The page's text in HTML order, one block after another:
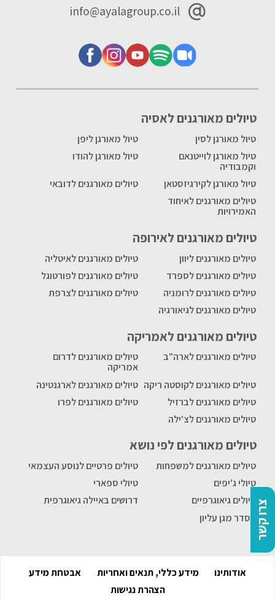
צרו קשר
טיולים מאורגנים לאסיה
טיול מאורגן לסין
טיול מאורגן ליפן
טיול מאורגן לוייטנאם
וקמבודיה
טיול מאורגן להודו
טיול מאורגן לקירגיזסטאן
טיולים מאורגנים לדובאי
טיולים מאורגנים לאיחוד
האמירויות
טיולים מאורגנים לאירופה
טיולים מאורגנים ליוון
טיולים מאורגנים לאיטליה
טיולים מאורגנים לספרד
טיולים מאורגנים לפורטוגל
טיולים מאורגנים לרומניה
טיולים מאורגנים לצרפת
טיולים מאורגנים לגיאורגיה
טיולים מאורגנים לאמריקה
טיולים מאורגנים לארה"ב
טיולים מאורגנים לדרום
אמריקה
טיולים מאורגנים לקוסטה ריקה טיולים מאורגנים לארגנטינה
טיולים מאורגנים לברזיל
טיולים מאורגנים לפרו
טיולים מאורגנים לצ'ילה
טיולים מאורגנים לפי נושא
טיולים מאורגנים למשפחות
טיולים פרטיים לנוסע העצמאי
טיולי ג'יפים
טיולי ספארי
טיולים גיאוגרפיים
דרושים באיילה גיאוגרפית
הסדר מגן עליון
info@ayalagroup.co.il
אודותינו מידע כללי, תנאים ואחריות
אבטחת מידע
הצהרת נגישות